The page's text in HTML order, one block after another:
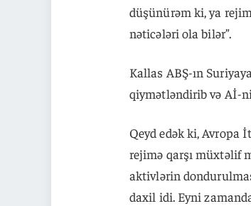
düşünürəm ki, ya
nəticələri ola bilər”.
Kallas ABŞ-ın
qiymətləndirib və Aİ-
Qeyd edək ki, Avropa
rejimə qarşı müxtəlif
aktivlərin
daxil idi. Eyni